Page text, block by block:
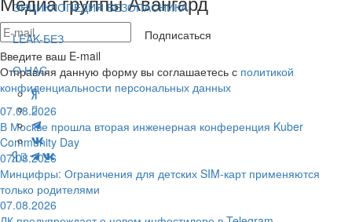
ЭНЦИКЛОПЕДИЯ БЕЗОПАСНИКА
LEAK-БЕЗ
О НАС
Подписаться
Введите ваш E-mail
Отправляя данную форму вы соглашаетесь с политикой
конфиденциальности персональных данных
07.08.2026
В Москве прошла вторая инженерная конференция Kuber
Community Day
07.08.2026
Минцифры: Ограничения для детских SIM-карт применяются
только родителями
07.08.2026